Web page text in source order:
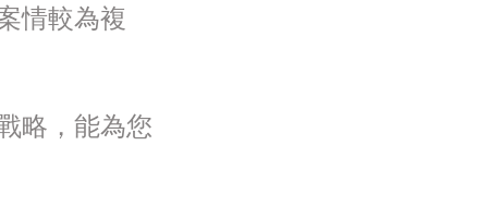
情較為複
略，能為您